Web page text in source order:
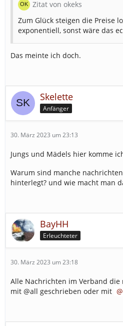
Zitat von okeks
Zum Glück steigen die Preise
exponentiell, sonst wäre das
Das meinte ich doch.
Skelette
Anfänger
30. März 2023 um 23:13
Jungs und Mädels hier komme
Warum sind manche
hinterlegt? und wie macht man
BayHH
Erleuchteter
30. März 2023 um 23:18
Alle Nachrichten im Verband
mit @all geschrieben oder mit